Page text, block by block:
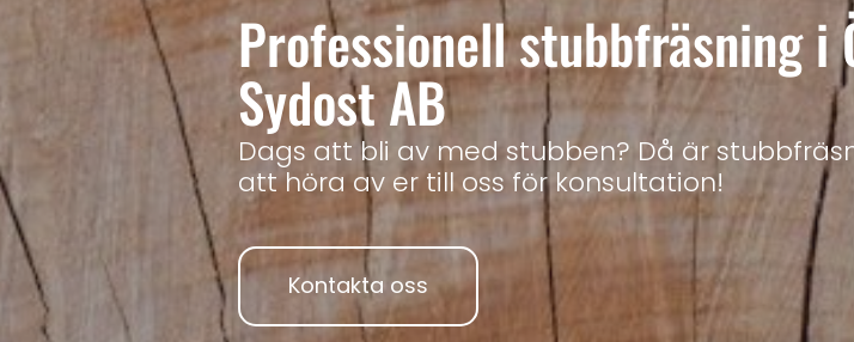
Professionell stubbfräsning i
Sydost AB
Dags att bli av med stubben? Då är
att höra av er till oss för konsultation!
Kontakta oss